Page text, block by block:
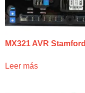
MX321 AVR Stamford
Leer más